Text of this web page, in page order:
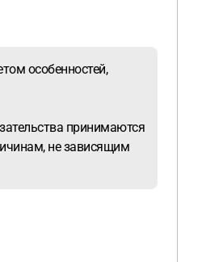
особенностей,
принимаются
не зависящим